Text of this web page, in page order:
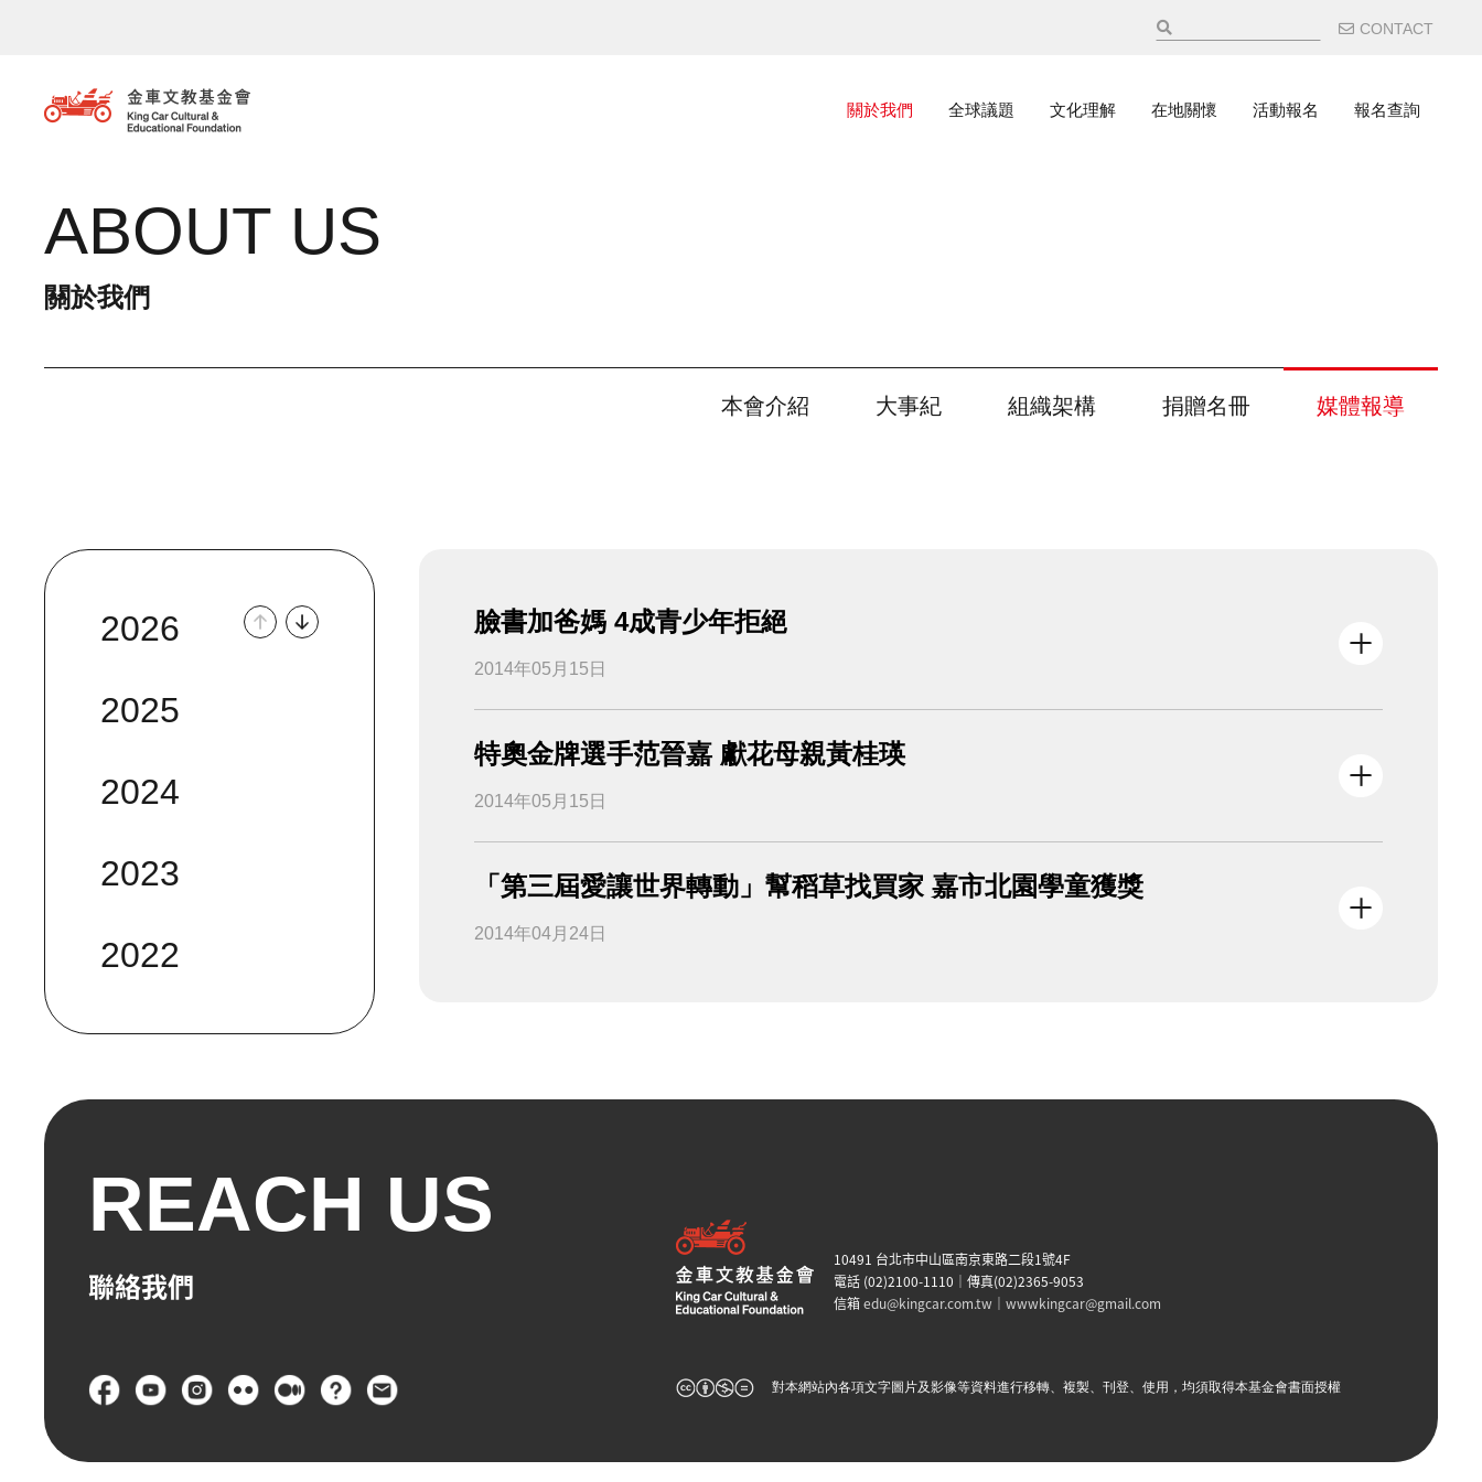
輔助選
CONTACT
主選單
關於我們 全球議題 文化理解 在地關懷 活動報名 報名查詢
ABOUT US
關於我們
本會介紹 大事紀 組織架構 捐贈名冊 媒體報導
2026
2025
2024
2023
2022
2021
2019
2018
臉書加爸媽 4成青少年拒絕
2014年05月15日
特奧金牌選手范晉嘉 獻花母親黃桂瑛
2014年05月15日
「第三屆愛讓世界轉動」幫稻草找買家 嘉市北園學童獲獎
2014年04月24日
REACH US
聯絡我們
頁尾
10491 台北市中山區南京東路二段1號4F
電話 (02)2100-1110｜傳真(02)2365-9053
信箱edu@kingcar.com.tw｜ wwwkingcar@gmail.com
對本網站內各項文字圖片及影像等資料進行移轉、複製、刊登、使用，均須取得本基金會書面授權